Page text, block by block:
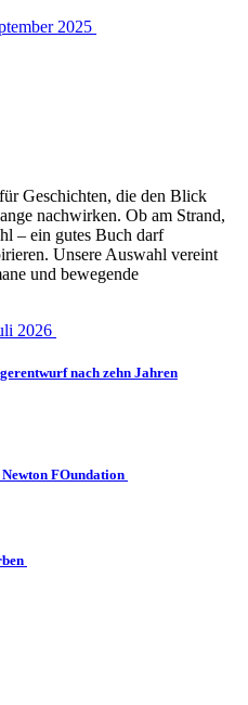
2025
Geschichten, die den Blick
nachwirken. Ob am Strand,
– ein gutes Buch darf
Unsere Auswahl vereint
und bewegende
2026
nach zehn Jahren
FOundation